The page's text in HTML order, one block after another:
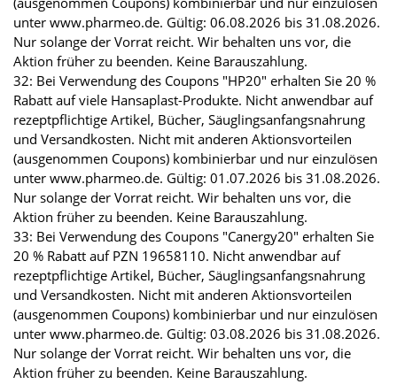
unter www.pharmeo.de. Gültig: 06.08.2026 bis 31.08.2026.
Nur solange der Vorrat reicht. Wir behalten uns vor, die
Aktion früher zu beenden. Keine Barauszahlung.
32: Bei Verwendung des Coupons "HP20" erhalten Sie 20 %
Rabatt auf viele Hansaplast-Produkte. Nicht anwendbar auf
rezeptpflichtige Artikel, Bücher, Säuglingsanfangsnahrung
und Versandkosten. Nicht mit anderen Aktionsvorteilen
(ausgenommen Coupons) kombinierbar und nur einzulösen
unter www.pharmeo.de. Gültig: 01.07.2026 bis 31.08.2026.
Nur solange der Vorrat reicht. Wir behalten uns vor, die
Aktion früher zu beenden. Keine Barauszahlung.
33: Bei Verwendung des Coupons "Canergy20" erhalten Sie
20 % Rabatt auf PZN 19658110. Nicht anwendbar auf
rezeptpflichtige Artikel, Bücher, Säuglingsanfangsnahrung
und Versandkosten. Nicht mit anderen Aktionsvorteilen
(ausgenommen Coupons) kombinierbar und nur einzulösen
unter www.pharmeo.de. Gültig: 03.08.2026 bis 31.08.2026.
Nur solange der Vorrat reicht. Wir behalten uns vor, die
Aktion früher zu beenden. Keine Barauszahlung.